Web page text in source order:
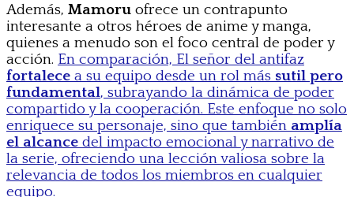
Además, Mamoru ofrece un contrapunto
interesante a otros héroes de anime y manga,
quienes a menudo son el foco central de poder y
acción. En comparación, El señor del antifaz
fortalece a su equipo desde un rol más sutil pero
fundamental, subrayando la dinámica de poder
compartido y la cooperación. Este enfoque no solo
enriquece su personaje, sino que también amplía
el alcance del impacto emocional y narrativo de
la serie, ofreciendo una lección valiosa sobre la
relevancia de todos los miembros en cualquier
equipo.